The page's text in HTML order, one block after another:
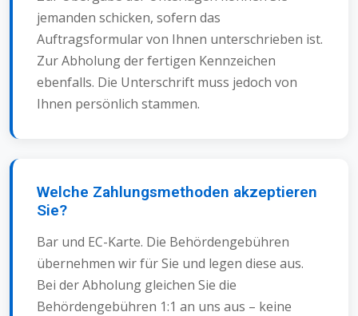
jemanden schicken, sofern das
Auftragsformular von Ihnen unterschrieben ist.
Zur Abholung der fertigen Kennzeichen
ebenfalls. Die Unterschrift muss jedoch von
Ihnen persönlich stammen.
Welche Zahlungsmethoden akzeptieren
Sie?
Bar und EC-Karte. Die Behördengebühren
übernehmen wir für Sie und legen diese aus.
Bei der Abholung gleichen Sie die
Behördengebühren 1:1 an uns aus – keine